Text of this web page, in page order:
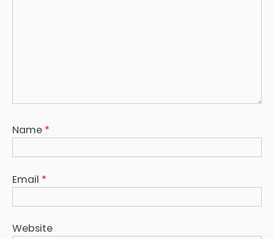
Name *
Email *
Website